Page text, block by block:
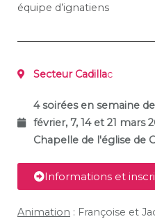
équipe d’ignatiens
Secteur Cadillac
4 soirées en semaine
février, 7, 14 et 21 mars
Chapelle de l'église de
Informations et
Animation : Françoise et